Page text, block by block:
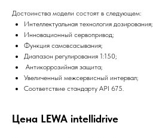
Достоинства модели состоят в следующем:
Интеллектуальная технология дозирования;
Инновационный сервопривод;
Функция самовсасывания;
Диапазон регулирования 1:150;
Антикоррозийная защита;
Увеличенный межсервисный интервал;
Соответствие стандарту API 675.
Цена LEWA intellidrive